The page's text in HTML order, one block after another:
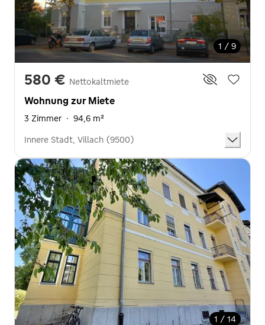
1 / 9
580 € Nettokaltmiete
Wohnung zur Miete
3 Zimmer · 94,6 m²
Innere Stadt, Villach (9500)
1 / 14